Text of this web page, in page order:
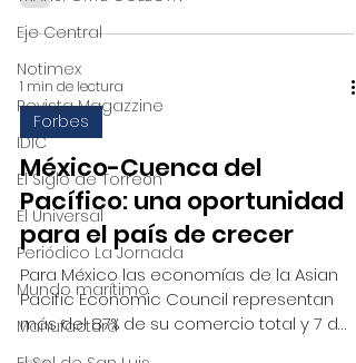
Eje Central
Notimex
Revista Magazzine
IDIC
El Siglo de Torreón
El Universal
Periódico La Jornada
Mundo marítimo
Manufactura
1 min de lectura
Forbes
México-Cuenca del
Pacífico: una oportunidad
para el país de crecer
Para México las economías de la Asian
Pacific Economic Council representan
más del 87% de su comercio total y 7 de